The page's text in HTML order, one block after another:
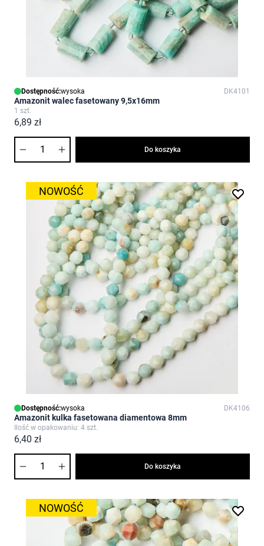
Dostępność:wysoka DK4101
Amazonit walec fasetowany 9,5x16mm
1 szt.
6,89 zł
Do koszyka
NOWOŚĆ
Dostępność:wysoka DK4106
Amazonit kulka fasetowana diamentowa 8mm
Ilość w opakowaniu: 4 szt.
6,40 zł
Do koszyka
NOWOŚĆ